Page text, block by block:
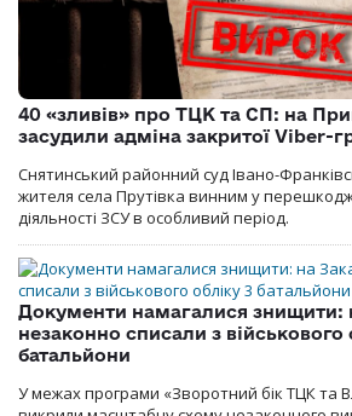
40 «зливів» про ТЦК та СП: на
засудили адміна закритої Viber-
Снятинський районний суд Івано-
жителя села Прутівка винним у
діяльності ЗСУ в особливий період.
Документи намагалися знищити:
незаконно списали з військового
батальйони
У межах програми «Зворотний бік ТЦК та